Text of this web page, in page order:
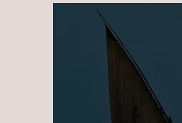
Skip to main content